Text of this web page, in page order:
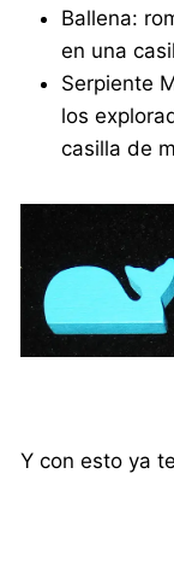
Ballena:
en una
Serpiente
los
casilla de
Y con esto ya